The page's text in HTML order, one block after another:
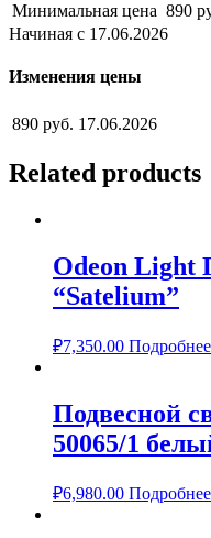
Минимальная цена 890
Начиная с 17.06.2026
Изменения цены
890 руб. 17.06.2026
Related products
Odeon Light
“Satelium”
₽7,350.00 Подробнее
Подвесной
50065/1
₽6,980.00 Подробнее